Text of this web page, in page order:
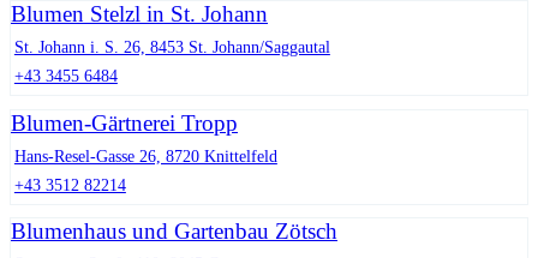
Blumen Stelzl in St. Johann
St. Johann i. S. 26, 8453 St. Johann/Saggautal
+43 3455 6484
Blumen-Gärtnerei Tropp
Hans-Resel-Gasse 26, 8720 Knittelfeld
+43 3512 82214
Blumenhaus und Gartenbau Zötsch